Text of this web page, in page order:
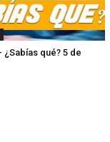
qué? 5 de